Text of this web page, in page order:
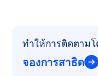
ทำให้การติดตาม
จองการสาธิต